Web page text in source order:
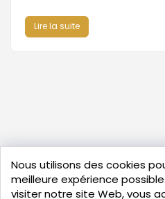
Lire la suite
Nous utilisons des cookies
meilleure expérience
visiter notre site Web, vous